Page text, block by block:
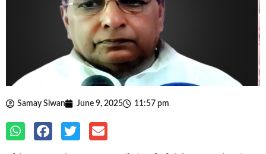
Samay Siwan June 9, 2025 11:57 pm